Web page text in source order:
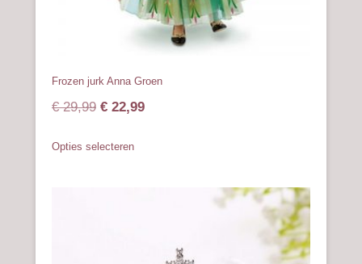
Frozen jurk Anna Groen
€29,99 Oorspronkelijke
was:
€ 22,99Huidige
Opties selecteren
product